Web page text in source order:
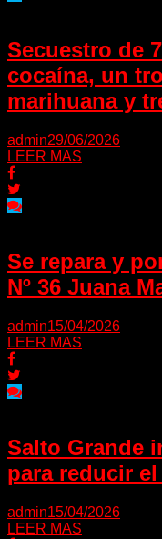
Secuestro de
cocaína, un
marihuana y
admin29/06/2026
LEER MAS
Se repara y
Nº 36 Juana
admin15/04/2026
LEER MAS
Salto Grande
para reducir
admin15/04/2026
LEER MAS